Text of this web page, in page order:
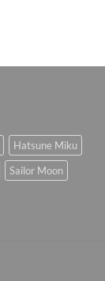
Hatsune Miku
Sailor Moon